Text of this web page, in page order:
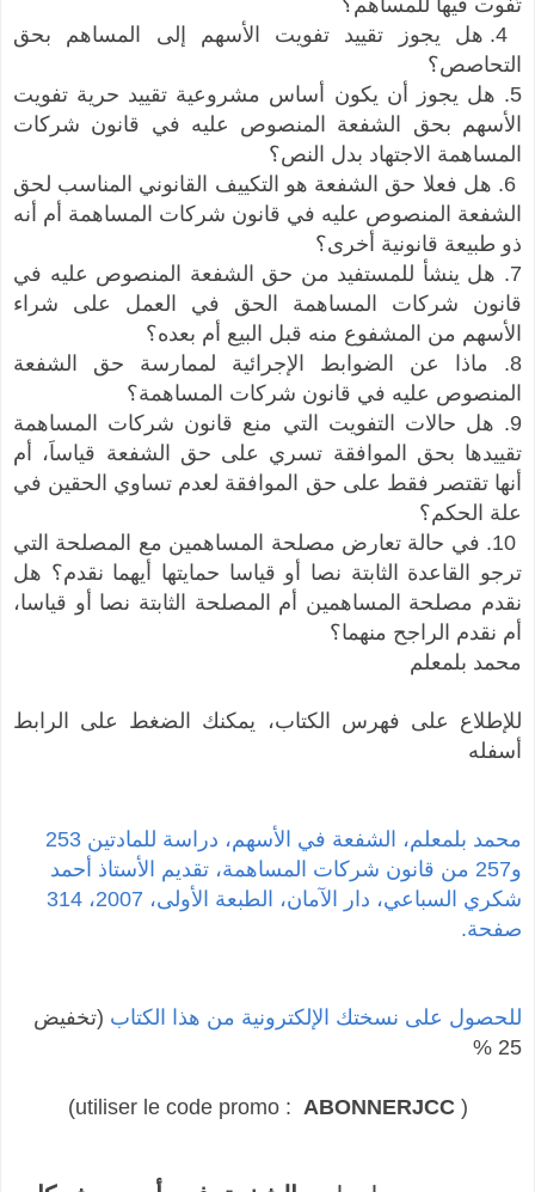
تُفوت فيها للمساهم؟
4. هل يجوز تقييد تفويت الأسهم إلى المساهم بحق
التحاصص؟
5. هل يجوز أن يكون أساس مشروعية تقييد حرية تفويت
الأسهم بحق الشفعة المنصوص عليه في قانون شركات
المساهمة الاجتهاد بدل النص؟
6. هل فعلا حق الشفعة هو التكييف القانوني المناسب لحق
الشفعة المنصوص عليه في قانون شركات المساهمة أم أنه
ذو طبيعة قانونية أخرى؟
7. هل ينشأ للمستفيد من حق الشفعة المنصوص عليه في
قانون شركات المساهمة الحق في العمل على شراء
الأسهم من المشفوع منه قبل البيع أم بعده؟
8. ماذا عن الضوابط الإجرائية لممارسة حق الشفعة
المنصوص عليه في قانون شركات المساهمة؟
9. هل حالات التفويت التي منع قانون شركات المساهمة
تقييدها بحق الموافقة تسري على حق الشفعة قياساَ، أم
أنها تقتصر فقط على حق الموافقة لعدم تساوي الحقين في
علة الحكم؟
10. في حالة تعارض مصلحة المساهمين مع المصلحة التي
ترجو القاعدة الثابتة نصا أو قياسا حمايتها أيهما نقدم؟ هل
نقدم مصلحة المساهمين أم المصلحة الثابتة نصا أو قياسا،
أم نقدم الراجح منهما؟
محمد بلمعلم
للإطلاع على فهرس الكتاب، يمكنك الضغط على الرابط
أسفله
محمد بلمعلم، الشفعة في الأسهم، دراسة للمادتين 253
و257 من قانون شركات المساهمة، تقديم الأستاذ أحمد
شكري السباعي، دار الآمان، الطبعة الأولى، 2007، 314
صفحة.
للحصول على نسختك الإلكترونية من هذا الكتاب (تخفيض
25 %
(utiliser le code promo : ABONNERJCC)